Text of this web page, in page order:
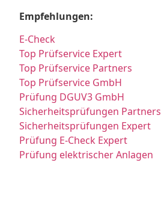
Empfehlungen:
E-Check
Top Prüfservice Expert
Top Prüfservice Partners
Top Prüfservice GmbH
Prüfung DGUV3 GmbH
Sicherheitsprüfungen Partners
Sicherheitsprüfungen Expert
Prüfung E-Check Expert
Prüfung elektrischer Anlagen